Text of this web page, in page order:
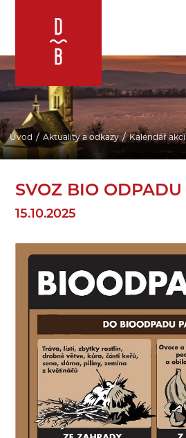
Úvod Aktuality a odkazy Kalendář akcí
SVOZ BIO ODPADU
15.10.2025